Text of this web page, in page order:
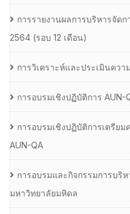
การรายงานผลการบริหารจัด
2564 (รอบ 12 เดือน)
การวิเคราะห์และประเมินคว
การอบรมเชิงปฏิบัติการ AUN-
การอบรมเชิงปฏิบัติการเตรีย
AUN-QA
การอบรมและกิจกรรมการบริ
มหาวิทยาลัยมหิดล